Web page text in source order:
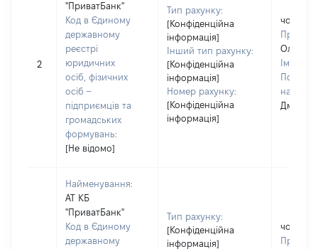
2
"ПриватБанк"
Код в Єдиному
державному
реєстрі
юридичних
осіб, фізичних
осіб –
підприємців та
громадських
формувань:
[Не відомо]
Тип рахунку:
[Конфіденційна
інформація]
Інший тип рахунку:
[Конфіденційна
інформація]
Номер рахунку:
[Конфіденційна
інформація]
чоловік
Олійник
Ім'я:
По
Найменування:
АТ КБ
"ПриватБанк"
Код в Єдиному
державному
Тип рахунку:
[Конфіденційна
інформація]
чоловік